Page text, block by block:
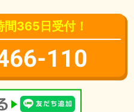
365日受付！
110